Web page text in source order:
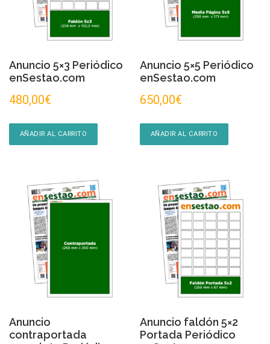
Anuncio 5×3 Periódico
enSestao.com
480,00€
AÑADIR AL CARRITO
Anuncio 5×5 Periódico
enSestao.com
650,00€
AÑADIR AL CARRITO
Anuncio
contraportada
Anuncio faldón 5×2
Portada Periódico